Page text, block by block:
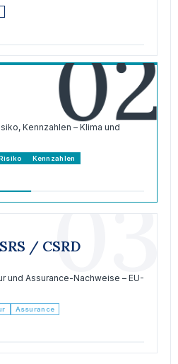
02
Kennzahlen – Klima und
Kennzahlen
03
/ CSRD
und Assurance-Nachweise – EU-
Assurance